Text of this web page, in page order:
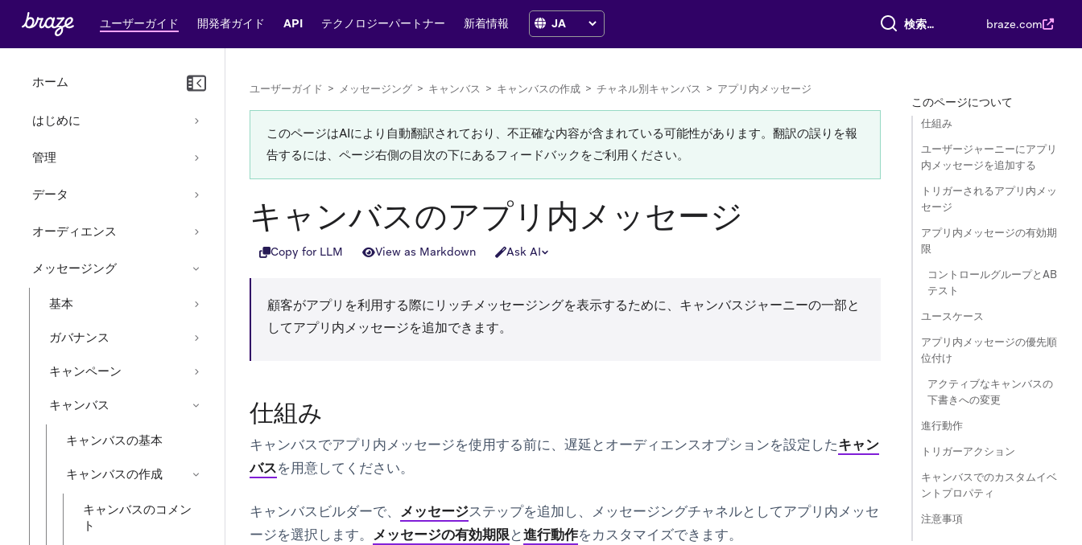
ユーザーガイド 開発者ガイド API テクノロジーパートナー 新着情報 すべて検索 braze.com
ホーム
はじめに
管理
データ
オーディエンス
メッセージング
基本
ガバナンス
キャンペーン
キャンバス
キャンバスの基本
キャンバスの作成
キャンバスのコメン
ト
ユーザーガイド > メッセージング > キャンバス > キャンバスの作成 > チャネル別キャンバス > アプリ内メッセージ
このページはAIにより自動翻訳されており、不正確な内容が含まれている可能性があります。翻訳の誤りを報
告するには、ページ右側の目次の下にあるフィードバックをご利用ください。
キャンバスのアプリ内メッセージ
Copy for LLM View as Markdown Ask AI
顧客がアプリを利用する際にリッチメッセージングを表示するために、キャンバスジャーニーの一部と
してアプリ内メッセージを追加できます。
仕組み
キャンバスでアプリ内メッセージを使用する前に、遅延とオーディエンスオプションを設定したキャン
バスを用意してください。
キャンバスビルダーで、 メッセージステップを追加し、 メッセージングチャネルとしてアプリ内メッセ
ージを選択します。 メッセージの有効期限と進行動作をカスタマイズできます。
このページについて
仕組み
ユーザージャーニーにアプリ
内メッセージを追加する
トリガーされるアプリ内メッ
セージ
アプリ内メッセージの有効期
限
コントロールグループとAB
テスト
ユースケース
アプリ内メッセージの優先順
位付け
アクティブなキャンバスの
下書きへの変更
進行動作
トリガーアクション
キャンバスでのカスタムイベ
ントプロパティ
注意事項